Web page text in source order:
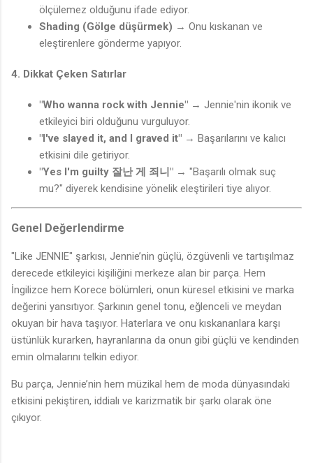
ölçülemez olduğunu ifade ediyor.
Shading (Gölge düşürmek) → Onu kıskanan ve
eleştirenlere gönderme yapıyor.
4. Dikkat Çeken Satırlar
"Who wanna rock with Jennie" → Jennie'nin ikonik ve
etkileyici biri olduğunu vurguluyor.
"I've slayed it, and I graved it" → Başarılarını ve kalıcı
etkisini dile getiriyor.
"Yes I'm guilty 잘난 게 죄니" → "Başarılı olmak suç
mu?" diyerek kendisine yönelik eleştirileri tiye alıyor.
Genel Değerlendirme
"Like JENNIE" şarkısı, Jennie’nin güçlü, özgüvenli ve tartışılmaz
derecede etkileyici kişiliğini merkeze alan bir parça. Hem
İngilizce hem Korece bölümleri, onun küresel etkisini ve marka
değerini yansıtıyor. Şarkının genel tonu, eğlenceli ve meydan
okuyan bir hava taşıyor. Haterlara ve onu kıskananlara karşı
üstünlük kurarken, hayranlarına da onun gibi güçlü ve kendinden
emin olmalarını telkin ediyor.
Bu parça, Jennie’nin hem müzikal hem de moda dünyasındaki
etkisini pekiştiren, iddialı ve karizmatik bir şarkı olarak öne
çıkıyor.